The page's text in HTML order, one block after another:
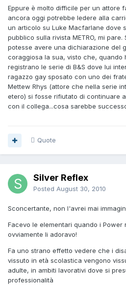
Eppure è molto difficile per un attore
ancora oggi potrebbe ledere alla
un articolo su Luke Macfarlane dove
pubblico sulla rivista METRO, mi
potesse avere una dichiarazione del
coraggiosa la sua, visto che, quando
registrano le serie di B&S dove lui
ragazzo gay sposato con uno dei
Mettew Rhys (attore che nella serie
etero) si fosse rifiutato di continuare
con il collega...cosa sarebbe
Quote
Silver Reflex
Posted August 30, 2010
Sconcertante, non l'avrei mai
Facevo le elementari quando i Power
ovviamente li adoravo!
Fa uno strano effetto vedere che i
vissuto in età scolastica vengono
adulte, in ambiti lavorativi dove si
professionalità